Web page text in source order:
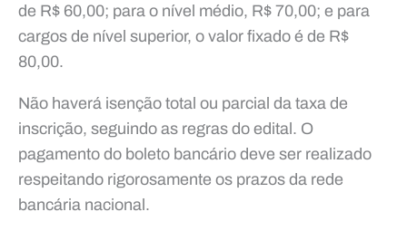
de R$ 60,00; para o nível médio, R$ 70,00; e para
cargos de nível superior, o valor fixado é de R$
80,00.
Não haverá isenção total ou parcial da taxa de
inscrição, seguindo as regras do edital. O
pagamento do boleto bancário deve ser realizado
respeitando rigorosamente os prazos da rede
bancária nacional.